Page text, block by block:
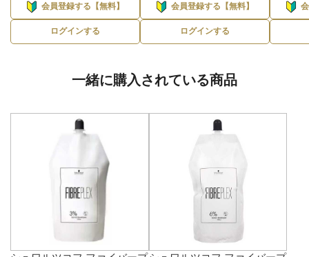
会員登録する【無料】
ログインする
会員登録する【無料】
ログインする
一緒に購入されている商品